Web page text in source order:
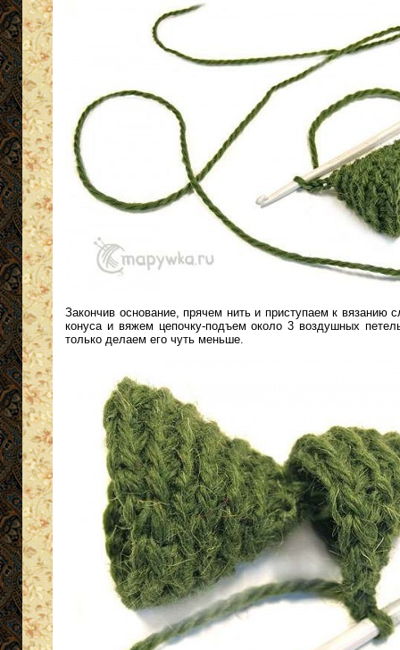
Закончив основание, прячем нить и приступаем к
конуса и вяжем цепочку-подъем около 3 воздушных
только делаем его чуть меньше.